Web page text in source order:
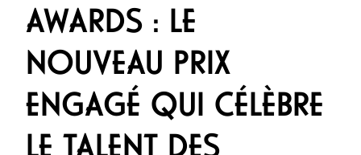
AWARDS : LE
NOUVEAU PRIX
ENGAGÉ QUI CÉLÈBRE
LE TALENT DES